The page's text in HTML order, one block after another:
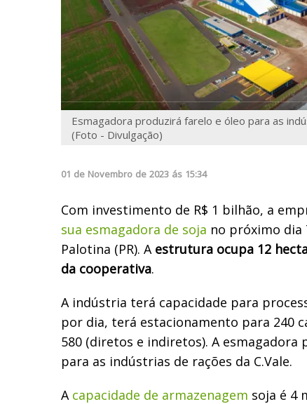
Esmagadora produzirá farelo e óleo para as
(Foto - Divulgação)
01 de Novembro de 2023 ás 15:34
Com investimento de R$ 1 bilhão, a
sua esmagadora de soja no próximo dia
Palotina (PR). A estrutura ocupa 12
da cooperativa.
A indústria terá capacidade para
por dia, terá estacionamento para 240
580 (diretos e indiretos). A esmagadora
para as indústrias de rações da C.Vale.
A capacidade de armazenagem soja é 4